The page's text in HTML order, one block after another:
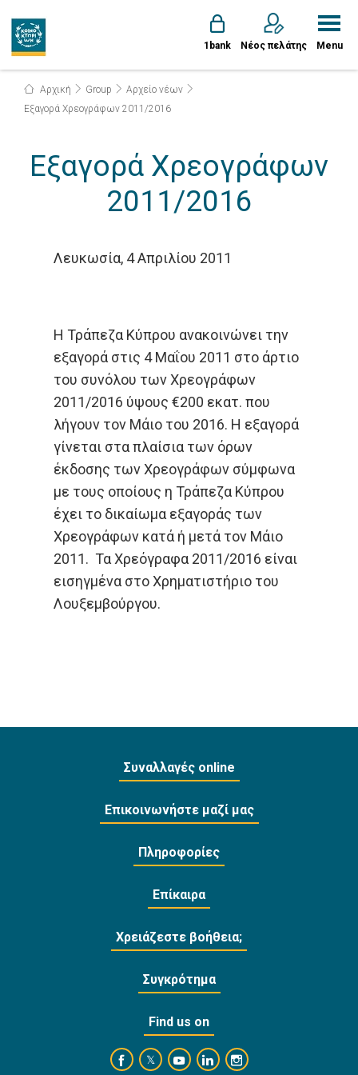
1bank Νέος πελάτης Menu
Αρχική Group
Αρχείο νέων
Εξαγορά Χρεογράφων 2011/2016
Εξαγορά Χρεογράφων
2011/2016
Λευκωσία, 4 Απριλίου 2011
Η Τράπεζα Κύπρου ανακοινώνει την
εξαγορά στις 4 Μαΐου 2011 στο άρτιο
του συνόλου των Χρεογράφων
2011/2016 ύψους €200 εκατ. που
λήγουν τον Μάιο του 2016. Η εξαγορά
γίνεται στα πλαίσια των όρων
έκδοσης των Χρεογράφων σύμφωνα
με τους οποίους η Τράπεζα Κύπρου
έχει το δικαίωμα εξαγοράς των
Χρεογράφων κατά ή μετά τον Μάιο
2011. Τα Χρεόγραφα 2011/2016 είναι
εισηγμένα στο Χρηματιστήριο του
Λουξεμβούργου.
Συναλλαγές online
Επικοινωνήστε μαζί μας
Πληροφορίες
Επίκαιρα
Χρειάζεστε βοήθεια;
Συγκρότημα
Find us on
https://www.facebook.com/
https://twitter.com/bankofcyprus_
https://www.youtube.com/user/
https://www.linkedin.com/
https://